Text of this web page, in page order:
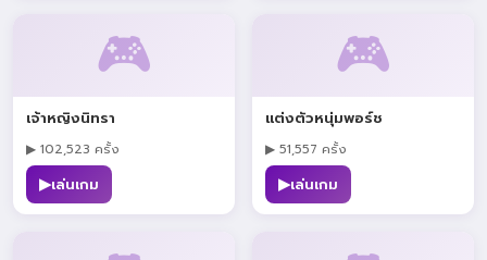
🎮
เจ้าหญิงนิทรา
▶ 102,523 ครั้ง
▶เล่นเกม
🎮
แต่งตัวหนุ่มพอร์ช
▶ 51,557 ครั้ง
▶เล่นเกม